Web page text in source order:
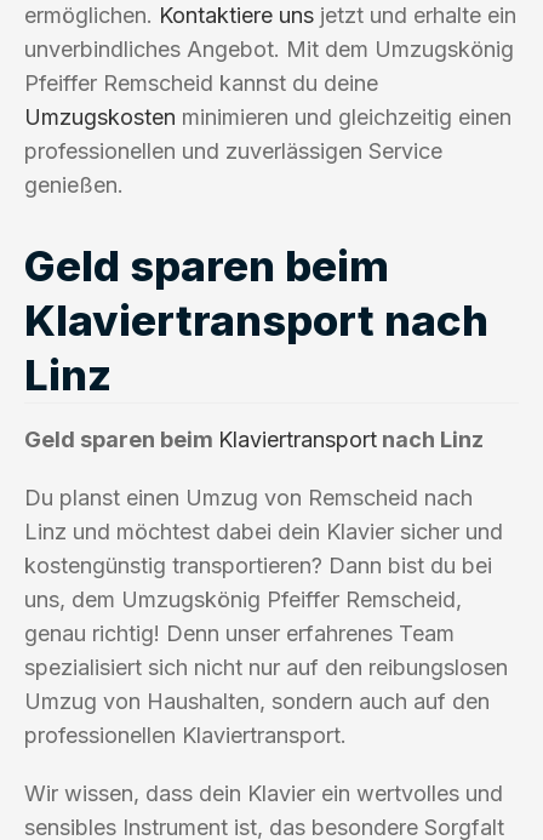
ermöglichen. Kontaktiere uns jetzt und erhalte ein
unverbindliches Angebot. Mit dem Umzugskönig
Pfeiffer Remscheid kannst du deine
Umzugskosten minimieren und gleichzeitig einen
professionellen und zuverlässigen Service
genießen.
Geld sparen beim
Klaviertransport nach
Linz
Geld sparen beim Klaviertransport nach Linz
Du planst einen Umzug von Remscheid nach
Linz und möchtest dabei dein Klavier sicher und
kostengünstig transportieren? Dann bist du bei
uns, dem Umzugskönig Pfeiffer Remscheid,
genau richtig! Denn unser erfahrenes Team
spezialisiert sich nicht nur auf den reibungslosen
Umzug von Haushalten, sondern auch auf den
professionellen Klaviertransport.
Wir wissen, dass dein Klavier ein wertvolles und
sensibles Instrument ist, das besondere Sorgfalt